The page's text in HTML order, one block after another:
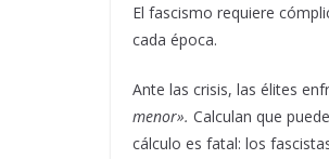
El fascismo requiere
cada época.
Ante las crisis, las élites
menor». Calculan que
cálculo es fatal: los